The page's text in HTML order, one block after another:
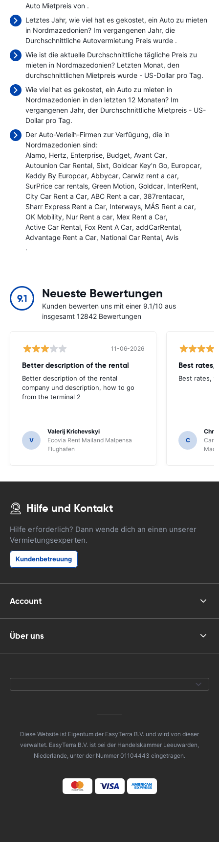
Auto Mietpreis von .
Letztes Jahr, wie viel hat es gekostet, ein Auto zu mieten
in Nordmazedonien? Im vergangenen Jahr, die
Durchschnittliche Autovermietung Preis wurde .
Wie ist die aktuelle Durchschnittliche tägliche Preis zu
mieten in Nordmazedonien? Letzten Monat, den
durchschnittlichen Mietpreis wurde - US-Dollar pro Tag.
Wie viel hat es gekostet, ein Auto zu mieten in
Nordmazedonien in den letzten 12 Monaten? Im
vergangenen Jahr, der Durchschnittliche Mietpreis - US-
Dollar pro Tag.
Der Auto-Verleih-Firmen zur Verfügung, die in
Nordmazedonien sind:
Alamo Hertz Enterprise Budget Avant Car
Autounion Car Rental Sixt Goldcar Key'n Go Europcar
Keddy By Europcar Abbycar Carwiz rent a car
SurPrice car rentals Green Motion Goldcar InterRent
City Car Rent a Car ABC Rent a car 387rentacar
Sharr Express Rent a Car Interways MÁS Rent a car
OK Mobility Nur Rent a car Mex Rent a Car
Active Car Rental Fox Rent A Car addCarRental
Advantage Rent a Car National Car Rental Avis
.
9.1 Neueste Bewertungen
Kunden bewerten uns mit einer 9.1/10 aus
insgesamt 12842 Bewertungen
11-06-2026
Better description of the rental
Better description of the rental
company und description, how to go
from the terminal 2
V
Valerij Krichevskyi
Ecovia Rent Mailand Malpensa
Flughafen
Best rates,
Best rates,
C
Hilfe und Kontakt
Hilfe erforderlich? Dann wende dich an einen unserer
Vermietungsexperten.
Kundenbetreuung
Account
Über uns
Diese Website ist Eigentum der EasyTerra B.V. und wird von dieser
verwaltet. EasyTerra B.V. ist bei der Handelskammer Leeuwarden,
Niederlande, unter der Nummer 01104443 eingetragen.